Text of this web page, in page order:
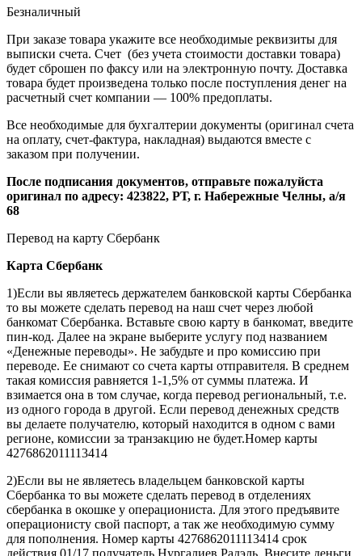
Безналичный
При заказе товара укажите все необходимые реквизиты для
выписки счета. Счет (без учета стоимости доставки товара)
будет сброшен по факсу или на электронную почту. Доставка
товара будет произведена только после поступления денег на
расчетный счет компании — 100% предоплаты.
Все необходимые для бухгалтерии документы (оригинал счета
на оплату, счет-фактура, накладная) выдаются вместе с
заказом при получении.
После подписания документов, отправьте пожалуйста
оригинал по адресу: 423822, РТ, г. Набережные Челны, а/я
68
Перевод на карту Сбербанк
Карта Сбербанк
1)Если вы являетесь держателем банковской карты Сбербанка
то вы можете сделать перевод на наш счет через любой
банкомат Сбербанка. Вставьте свою карту в банкомат, введите
пин-код. Далее на экране выберите услугу под названием
«Денежные переводы». Не забудьте и про комиссию при
переводе. Ее снимают со счета карты отправителя. В среднем
такая комиссия равняется 1-1,5% от суммы платежа. И
взимается она в том случае, когда перевод региональный, т.е.
из одного города в другой. Если перевод денежных средств
вы делаете получателю, который находится в одном с вами
регионе, комиссии за транзакцию не будет.Номер карты
4276862011113414
2)Если вы не являетесь владельцем банковской карты
Сбербанка то вы можете сделать перевод в отделениях
сбербанка в окошке у операциониста. Для этого предъявите
операционисту свой паспорт, а так же необходимую сумму
для пополнения. Номер карты 4276862011113414 срок
действия 01/17 получатель Нургалиев Радэль. Внесите деньги